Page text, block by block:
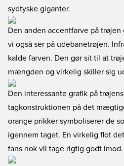
sydtyske giganter.
Den anden accentfarve på trøjen
vi også ser på udebanetrøjen.
kalde farven. Den gør sit til at
mængden og virkelig skiller sig
Den interessante grafik på
tagkonstruktionen på det
orange prikker symboliserer de
igennem taget. En virkelig flot
fans nok vil tage rigtig godt imod.